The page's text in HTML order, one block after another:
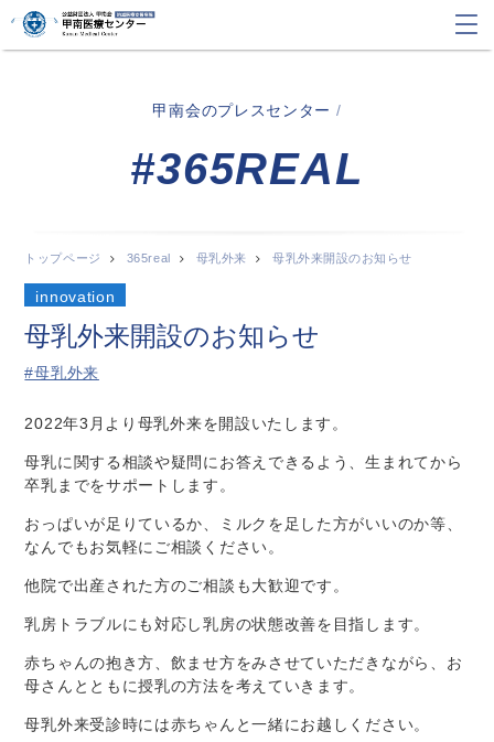
甲南会のプレスセンター /
#365REAL
トップページ 365real 母乳外来 母乳外来開設のお知らせ
innovation
母乳外来開設のお知らせ
#母乳外来
2022年3月より母乳外来を開設いたします。
母乳に関する相談や疑問にお答えできるよう、生まれてから
卒乳までをサポートします。
おっぱいが足りているか、ミルクを足した方がいいのか等、
なんでもお気軽にご相談ください。
他院で出産された方のご相談も大歓迎です。
乳房トラブルにも対応し乳房の状態改善を目指します。
赤ちゃんの抱き方、飲ませ方をみさせていただきながら、お
母さんとともに授乳の方法を考えていきます。
母乳外来受診時には赤ちゃんと一緒にお越しください。